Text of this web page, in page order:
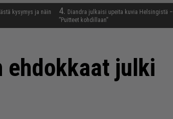
kysymys ja näin
4. Diandra julkaisi upeita kuvia Helsingistä –
”Puitteet kohdillaan”
ehdokkaat julki